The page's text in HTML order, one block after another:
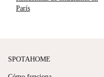
París
SPOTAHOME